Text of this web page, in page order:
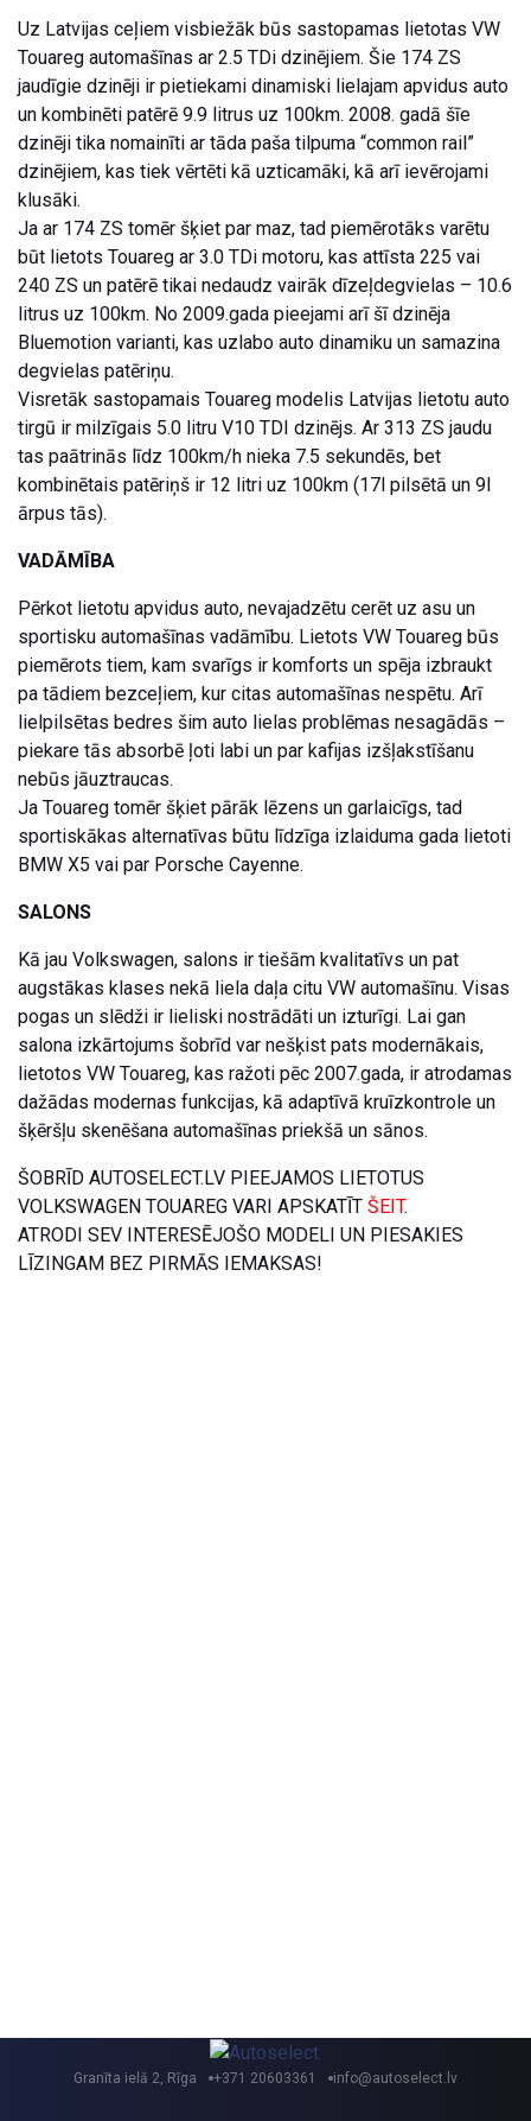
Uz Latvijas ceļiem visbiežāk būs sastopamas lietotas VW
Touareg automašīnas ar 2.5 TDi dzinējiem. Šie 174 ZS
jaudīgie dzinēji ir pietiekami dinamiski lielajam apvidus auto
un kombinēti patērē 9.9 litrus uz 100km. 2008. gadā šīe
dzinēji tika nomainīti ar tāda paša tilpuma “common rail”
dzinējiem, kas tiek vērtēti kā uzticamāki, kā arī ievērojami
klusāki.
Ja ar 174 ZS tomēr šķiet par maz, tad piemērotāks varētu
būt lietots Touareg ar 3.0 TDi motoru, kas attīsta 225 vai
240 ZS un patērē tikai nedaudz vairāk dīzeļdegvielas – 10.6
litrus uz 100km. No 2009.gada pieejami arī šī dzinēja
Bluemotion varianti, kas uzlabo auto dinamiku un samazina
degvielas patēriņu.
Visretāk sastopamais Touareg modelis Latvijas lietotu auto
tirgū ir milzīgais 5.0 litru V10 TDI dzinējs. Ar 313 ZS jaudu
tas paātrinās līdz 100km/h nieka 7.5 sekundēs, bet
kombinētais patēriņš ir 12 litri uz 100km (17l pilsētā un 9l
ārpus tās).
VADĀMĪBA
Pērkot lietotu apvidus auto, nevajadzētu cerēt uz asu un
sportisku automašīnas vadāmību. Lietots VW Touareg būs
piemērots tiem, kam svarīgs ir komforts un spēja izbraukt
pa tādiem bezceļiem, kur citas automašīnas nespētu. Arī
lielpilsētas bedres šim auto lielas problēmas nesagādās –
piekare tās absorbē ļoti labi un par kafijas izšļakstīšanu
nebūs jāuztraucas.
Ja Touareg tomēr šķiet pārāk lēzens un garlaicīgs, tad
sportiskākas alternatīvas būtu līdzīga izlaiduma gada lietoti
BMW X5 vai par Porsche Cayenne.
SALONS
Kā jau Volkswagen, salons ir tiešām kvalitatīvs un pat
augstākas klases nekā liela daļa citu VW automašīnu. Visas
pogas un slēdži ir lieliski nostrādāti un izturīgi. Lai gan
salona izkārtojums šobrīd var nešķist pats modernākais,
lietotos VW Touareg, kas ražoti pēc 2007.gada, ir atrodamas
dažādas modernas funkcijas, kā adaptīvā kruīzkontrole un
šķēršļu skenēšana automašīnas priekšā un sānos.
ŠOBRĪD AUTOSELECT.LV PIEEJAMOS LIETOTUS
VOLKSWAGEN TOUAREG VARI APSKATĪT ŠEIT.
ATRODI SEV INTERESĒJOŠO MODELI UN PIESAKIES
LĪZINGAM BEZ PIRMĀS IEMAKSAS!
Granīta ielā 2, Rīga +371 20603361 info@autoselect.lv